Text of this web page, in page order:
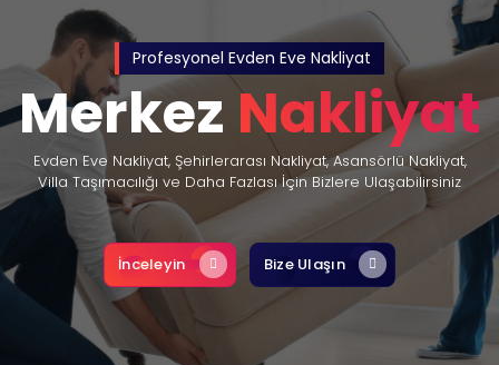
Profesyonel Evden Eve Nakliyat
Merkez Nakliyat
Evden Eve Nakliyat, Şehirlerarası Nakliyat, Asansörlü Nakliyat,
Villa Taşımacılığı ve Daha Fazlası İçin Bizlere Ulaşabilirsiniz
İnceleyin Bize Ulaşın